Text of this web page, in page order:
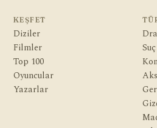
KEŞFET
Diziler
Filmler
Top 100
Oyuncular
Yazarlar
Suç